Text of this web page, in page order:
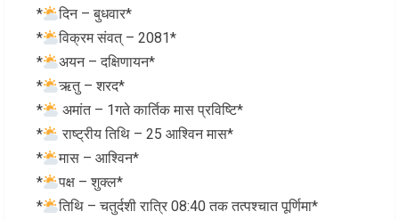
*
दिन – बुधवार*
*
विक्रम संवत् – 2081*
*
अयन – दक्षिणायन*
*
ऋतु – शरद*
*
अमांत – 1गते कार्तिक मास प्रविष्टि*
*
राष्ट्रीय तिथि – 25 आश्विन मास*
*
मास – आश्विन*
*
पक्ष – शुक्ल*
*
तिथि – चतुर्दशी रात्रि 08:40 तक तत्पश्चात पूर्णिमा*